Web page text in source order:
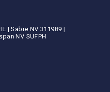
| Sabre NV 311989 |
NV SUFPH